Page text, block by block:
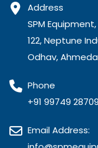
Address
SPM Equipment,
122, Neptune
Odhav,
Phone
+91 99749 28709
Email Address: